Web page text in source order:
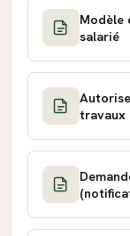
Modèle
salarié
travaux